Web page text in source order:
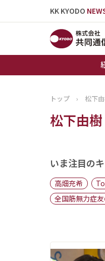
KK KYODO
トップ › 松下
松下由樹
いま注目の
高畑充希
全国筋無力症